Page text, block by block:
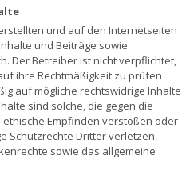
und auf den Internetseiten
und Beiträge sowie
Der Betreiber ist nicht verpflichtet,
ihre Rechtmäßigkeit zu prüfen
auf mögliche rechtswidrige Inhalte
sind solche, die gegen die
Empfinden verstoßen oder
Schutzrechte Dritter verletzen,
sowie das allgemeine